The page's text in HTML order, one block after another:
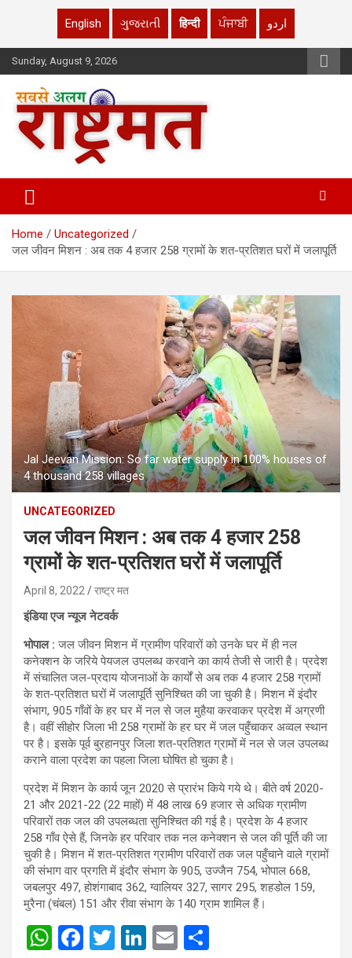
English ગુજરાતી हिन्दी ਪੰਜਾਬੀ اردو
Skip
to
Sunday, August 9, 2026
rashtrmat.com
Home
Uncategorized
जल जीवन मिशन : अब तक 4 हजार 258 ग्रामों के शत-प्रतिशत घरों में जलापूर्ति
Jal Jeevan Mission: So far water supply in 100% houses of
4 thousand 258 villages
UNCATEGORIZED
जल जीवन मिशन : अब तक 4 हजार 258
ग्रामों के शत-प्रतिशत घरों में जलापूर्ति
April 8, 2022 राष्ट्र मत
इंडिया एज न्यूज नेटवर्क
भोपाल : जल जीवन मिशन में ग्रामीण परिवारों को उनके घर में ही नल
कनेक्शन के जरिये पेयजल उपलब्ध करवाने का कार्य तेजी से जारी है। प्रदेश
में संचालित जल-प्रदाय योजनाओं के कार्यों से अब तक 4 हजार 258 ग्रामों
के शत-प्रतिशत घरों में जलापूर्ति सुनिश्चित की जा चुकी है। मिशन में इंदौर
संभाग, 905 गाँवों के हर घर में नल से जल मुहैया करवाकर प्रदेश में अग्रणी
है। वहीं सीहोर जिला भी 258 ग्रामों के हर घर में जल पहुँचाकर अव्वल स्थान
पर है। इसके पूर्व बुरहानपुर जिला शत-प्रतिशत ग्रामों में नल से जल उपलब्ध
कराने वाला प्रदेश का पहला जिला घोषित हो चुका है।
प्रदेश में मिशन के कार्य जून 2020 से प्रारंभ किये गये थे। बीते वर्ष 2020-
21 और 2021-22 (22 माहों) में 48 लाख 69 हजार से अधिक ग्रामीण
परिवारों तक जल की उपलब्धता सुनिश्चित की गई है। प्रदेश के 4 हजार
258 गाँव ऐसे हैं, जिनके हर परिवार तक नल कनेक्शन से जल की पूर्ति की जा
चुकी है। मिशन में शत-प्रतिशत ग्रामीण परिवारों तक जल पहुँचाने वाले ग्रामों
की संभाग वार प्रगति में इंदौर संभाग के 905, उज्जैन 754, भोपाल 668,
जबलपुर 497, होशंगाबाद 362, ग्वालियर 327, सागर 295, शहडोल 159,
मुरैना (चंबल) 151 और रीवा संभाग के 140 ग्राम शामिल हैं।
W F
T
Li
E